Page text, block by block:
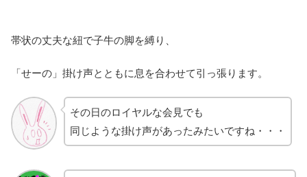
帯状の丈夫な紐で子牛の脚を縛り、
「せーの」掛け声とともに息を合わせて引っ張ります。
その日のロイヤルな会見でも
同じような掛け声があったみたいですね・・・